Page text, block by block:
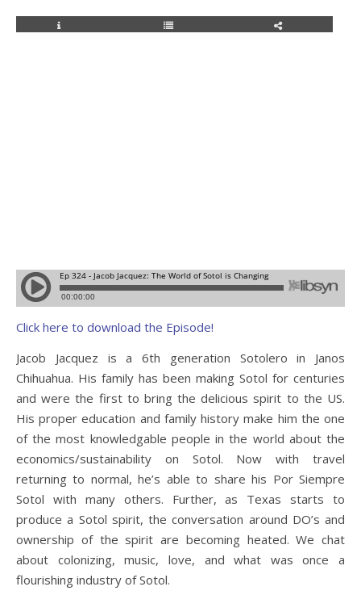
Click here to download the Episode!
Jacob Jacquez is a 6th generation Sotolero in Janos
Chihuahua. His family has been making Sotol for centuries
and were the first to bring the delicious spirit to the US.
His proper education and family history make him the one
of the most knowledgable people in the world about the
economics/sustainability on Sotol. Now with travel
returning to normal, he’s able to share his Por Siempre
Sotol with many others. Further, as Texas starts to
produce a Sotol spirit, the conversation around DO’s and
ownership of the spirit are becoming heated. We chat
about colonizing, music, love, and what was once a
flourishing industry of Sotol.